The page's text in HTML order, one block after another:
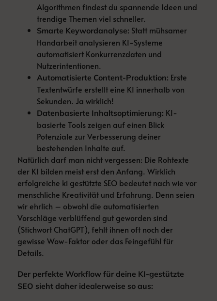
Algorithmen findest du spannende Ideen und
trendige Themen viel schneller.
Smarte Keywordanalyse: Statt mühsamer
Handarbeit analysieren KI-Systeme
automatisiert Konkurrenzdaten und
Nutzerintentionen.
Automatisierte Content-Produktion: Erste
Textentwürfe erstellt eine KI innerhalb von
Sekunden. Ja wirklich!
Datenbasierte Inhaltsoptimierung: KI-
basierte Tools zeigen auf einen Blick
Potenziale zur Verbesserung deiner
bestehenden Inhalte auf.
Natürlich darf man nicht vergessen: Die Rohtexte
der KI bilden meist erst den Anfang. Wirklich
erfolgreiche ki gestützte SEO bedeutet nach wie vor
menschliche Kreativität und Erfahrung. Denn seien
wir ehrlich – obwohl die automatisierten
Vorschläge verblüffend gut geworden sind
(Stichwort ChatGPT), fehlt ihnen oft noch der
gewisse Wow-Faktor oder das Feingefühl für
Details.
Der perfekte Workflow für deine KI-gestützte
SEO sieht daher idealerweise so aus: